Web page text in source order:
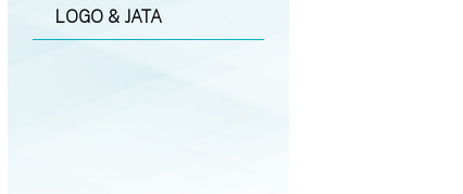
LOGO & JATA